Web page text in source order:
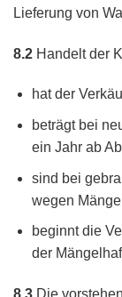
Lieferung von
8.2 Handelt der
hat der
beträgt bei
ein Jahr ab
sind bei
wegen
beginnt die
der
8.3 Die